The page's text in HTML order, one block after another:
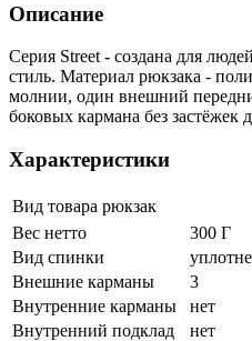
Описание
Серия Street - создана для
стиль. Материал рюкзака -
молнии, один внешний
боковых кармана без застёжек
Характеристики
Вид товара рюкзак
Вес нетто
300 Г
Вид спинки
Внешние карманы
3
Внутренние карманы
нет
Внутренний подклад
нет